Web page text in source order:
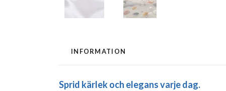
INFORMATION
Sprid kärlek och elegans varje dag.